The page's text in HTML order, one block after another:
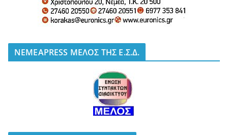
NEMEAPRESS ΜΕΛΟΣ ΤΗΣ Ε.Σ.Δ.